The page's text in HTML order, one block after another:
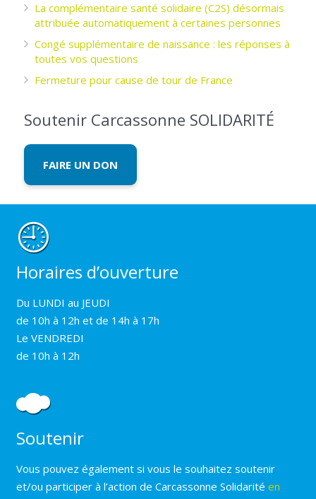
La complémentaire santé solidaire (C2S) désormais
attribuée automatiquement à certaines personnes
Congé supplémentaire de naissance : les réponses à
toutes vos questions
Fermeture pour cause de tour de France
Soutenir Carcassonne SOLIDARITÉ
FAIRE UN DON
Horaires d’ouverture
Du LUNDI au JEUDI
de 10h à 12h et de 14h à 17h
Le VENDREDI
de 10h à 12h
Soutenir
Vous pouvez également si vous le souhaitez soutenir
et/ou participer à l’action de Carcassonne Solidarité en